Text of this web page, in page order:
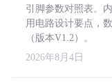
引脚参数对照表。
用电路设计要点，
（版本V1.2）。
2026年8月4日